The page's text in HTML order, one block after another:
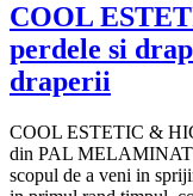
COOL
perdele si
draperii
COOL ESTETIC &
din PAL MELAMINAT
scopul de a veni in